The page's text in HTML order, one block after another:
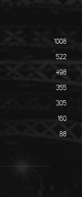
1008
522
498
355
305
160
88